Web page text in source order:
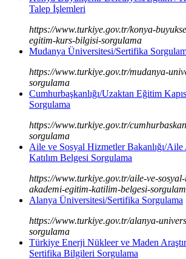
Talep İşlemleri
https://www.turkiye.gov.tr/konya-
egitim-kurs-bilgisi-sorgulama
Mudanya Üniversitesi/Sertifika
https://www.turkiye.gov.tr/mudanya-
sorgulama
Cumhurbaşkanlığı/Uzaktan Eğitim
Sorgulama
https://www.turkiye.gov.tr/
sorgulama
Aile ve Sosyal Hizmetler Bakanlığı/
Katılım Belgesi Sorgulama
https://www.turkiye.gov.tr/aile-ve-
akademi-egitim-katilim-belgesi-
Alanya Üniversitesi/Sertifika Sorgulama
https://www.turkiye.gov.tr/alanya-
sorgulama
Türkiye Enerji Nükleer ve Maden
Sertifika Bilgileri Sorgulama